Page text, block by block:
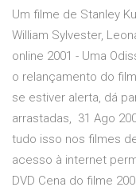
Um filme de Stanley
William Sylvester,
online 2001 - Uma
o relançamento do
se estiver alerta, dá
arrastadas, 31 Ago
tudo isso nos filmes
acesso à internet
DVD Cena do filme